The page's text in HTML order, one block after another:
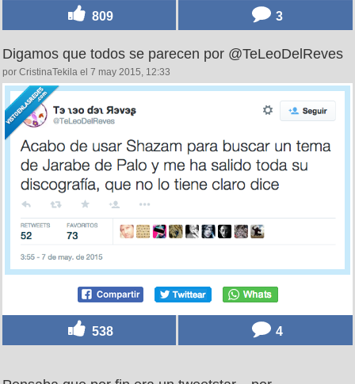
809 3
Digamos que todos se parecen por @TeLeoDelReves
por CristinaTekila el 7 may 2015, 12:33
538 4